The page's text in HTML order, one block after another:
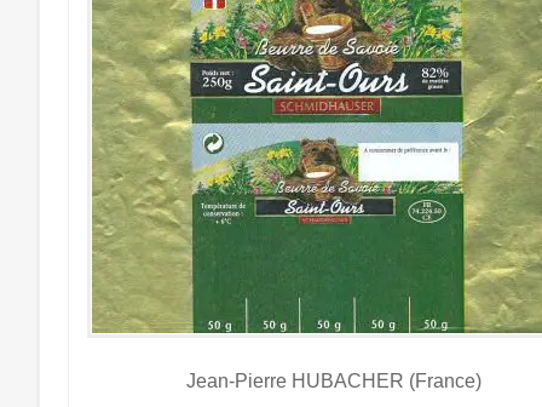
Jean-Pierre HUBACHER (France)